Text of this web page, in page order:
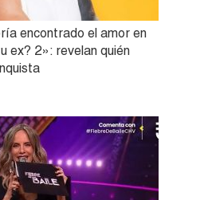
encontrado el amor en
ex? 2»: revelan quién